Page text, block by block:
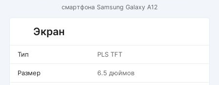
смартфона Samsung Galaxy A12
Экран
Тип PLS TFT
Размер 6.5 дюймов